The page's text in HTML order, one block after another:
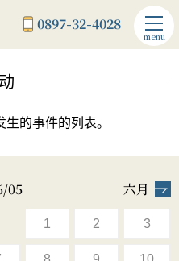
0897-32-4028
menu
的事件的列表。
05 六月
1 2 3